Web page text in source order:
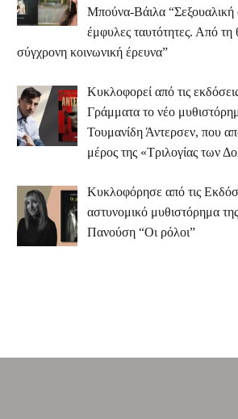
Μπούνα-Βάιλα “Σεξουαλική
έμφυλες ταυτότητες. Από τη
σύγχρονη κοινωνική έρευνα”
Κυκλοφορεί από τις
Γράμματα το νέο
Τουμανίδη Άντερσεν, που
μέρος της «Τριλογίας των
Κυκλοφόρησε από τις
αστυνομικό μυθιστόρημα
Πανούση “Οι ρόλοι”